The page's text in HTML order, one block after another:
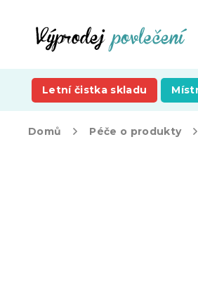
Letní čistka skladu
Domů Péče o produkty